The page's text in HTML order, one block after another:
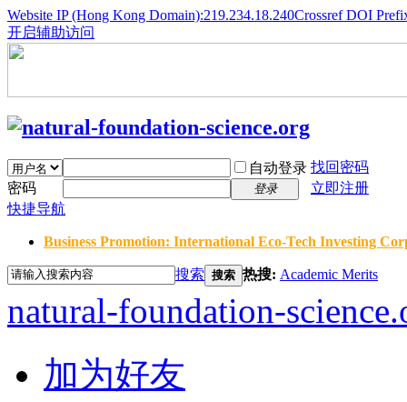
Website IP (Hong Kong Domain):219.234.18.240Crossref DOI
开启辅助访问
自动登录 找回密码
密码
登录
立即注册
快捷导航
Business Promotion: International Eco-Tech Investing
搜索 搜索 热搜: Academic Merits
natural-foundation-
加为好友